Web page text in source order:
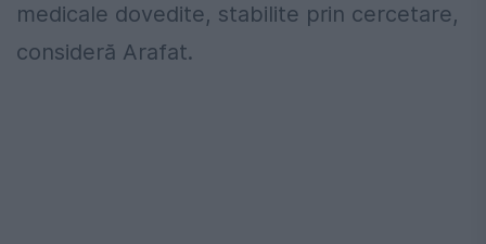
medicale dovedite, stabilite prin cercetare,
consideră Arafat.